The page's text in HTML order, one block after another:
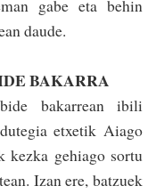
gabe eta behin
daude.
BAKARRA
baka­rrean ibili
etxetik Aiago
kezka ge­hiago sortu
Izan ere, ba­tzuek